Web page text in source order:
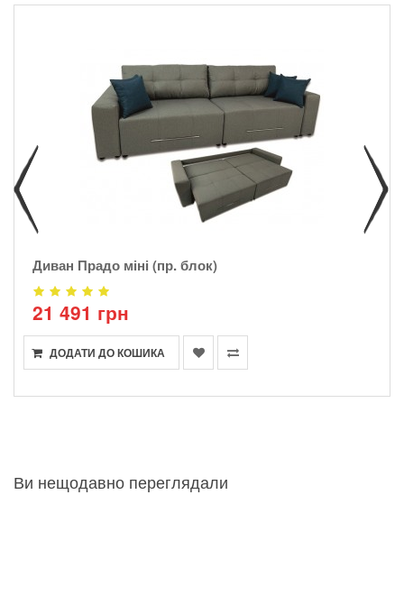
Диван Прадо міні (пр. блок)
21 491 грн
ДОДАТИ ДО КОШИКА
Ви нещодавно переглядали